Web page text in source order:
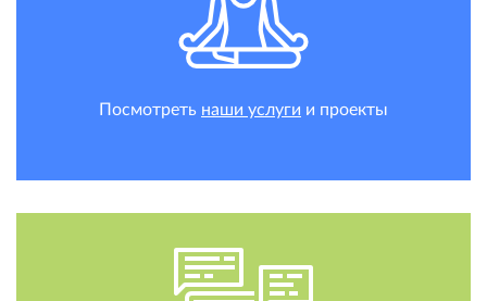
Посмотреть наши услуги и проекты